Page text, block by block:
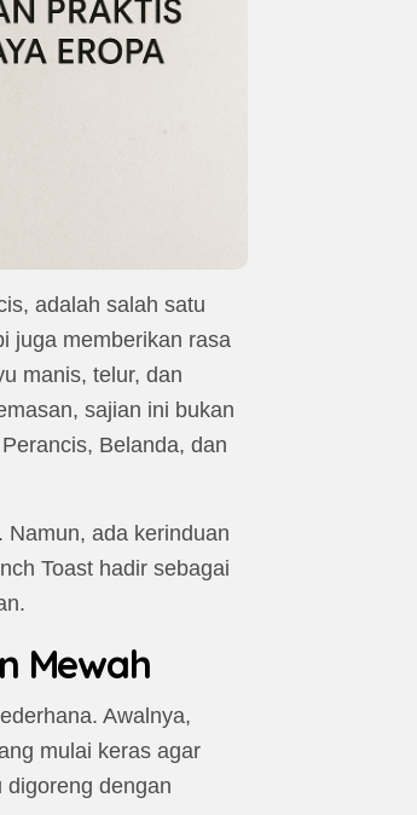
adalah salah satu
juga memberikan rasa
manis, telur, dan
sajian ini bukan
Belanda, dan
ada kerinduan
Toast hadir sebagai
Mewah
Awalnya,
mulai keras agar
dengan